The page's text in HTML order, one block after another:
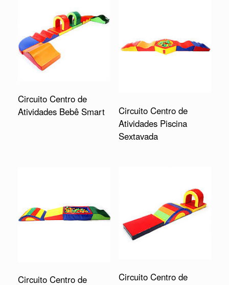
Circuito Centro de
Atividades Bebê Smart
Circuito Centro de
Atividades Piscina
Sextavada
Circuito Centro de
Circuito Centro de